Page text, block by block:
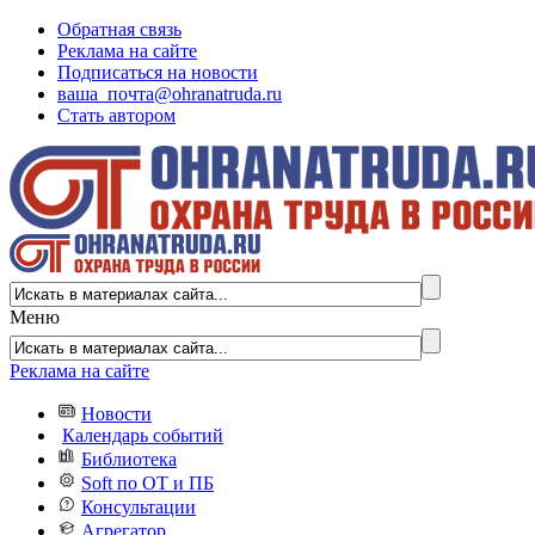
Обратная связь
Реклама на сайте
Подписаться на новости
ваша_почта@ohranatruda.ru
Стать автором
Меню
Реклама на сайте
Новости
Календарь событий
Библиотека
Soft по ОТ и ПБ
Консультации
Агрегатор